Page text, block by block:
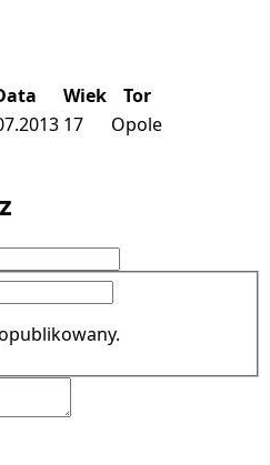
Wiek
Tor
17
Opole